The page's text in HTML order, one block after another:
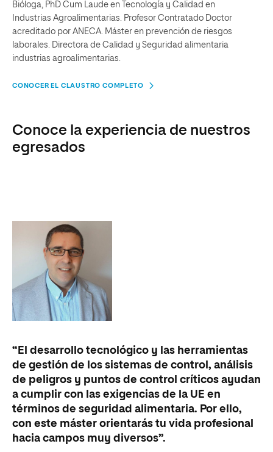
Bióloga, PhD Cum Laude en Tecnología y Calidad en
Industrias Agroalimentarias. Profesor Contratado Doctor
acreditado por ANECA. Máster en prevención de riesgos
laborales. Directora de Calidad y Seguridad alimentaria
industrias agroalimentarias.
CONOCER EL CLAUSTRO COMPLETO
Conoce la experiencia de nuestros
egresados
“El desarrollo tecnológico y las herramientas
de gestión de los sistemas de control, análisis
de peligros y puntos de control críticos ayudan
a cumplir con las exigencias de la UE en
términos de seguridad alimentaria. Por ello,
con este máster orientarás tu vida profesional
hacia campos muy diversos”.